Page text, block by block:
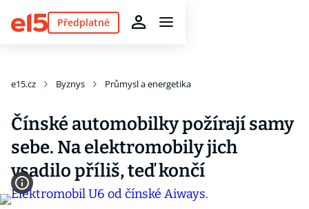
Předplatné
e15.cz Byznys Průmysl a energetika
Čínské automobilky požírají samy
sebe. Na elektromobily jich
vsadilo příliš, teď končí